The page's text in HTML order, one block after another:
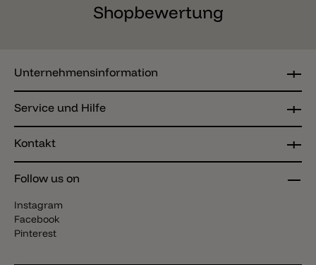
Shopbewertung
Follow us on
Instagram
Facebook
Pinterest
Kontakt
Unternehmensinformation
Service und Hilfe